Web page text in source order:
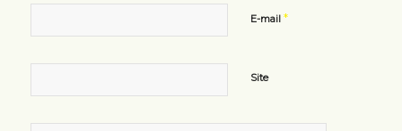
E-mail *
Site